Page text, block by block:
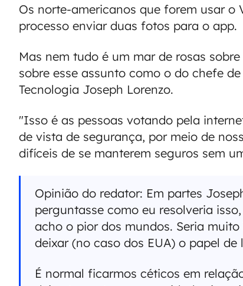
Os norte-americanos que forem usar o
processo enviar duas fotos para o app.
Mas nem tudo é um mar de rosas
sobre esse assunto como o do chefe de
Tecnologia Joseph Lorenzo.
"Isso é as pessoas votando pela
de vista de segurança, por meio de
difíceis de se manterem seguros sem
Opinião do redator: Em partes
perguntasse como eu resolveria
acho o pior dos mundos. Seria
deixar (no caso dos EUA) o papel
É normal ficarmos céticos em